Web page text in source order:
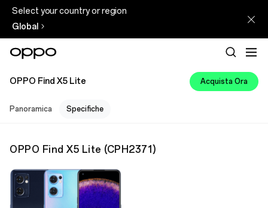
Select your country or region
Global
OPPO Find X5 Lite Acquista Ora
Panoramica Specifiche
OPPO Find X5 Lite (CPH2371 )